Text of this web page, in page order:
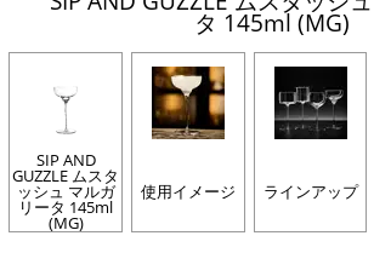
タ 145ml (MG)
SIP AND
GUZZLE ムスタ
ッシュ マルガ
リータ 145ml
(MG)
使用イメージ ラインアップ